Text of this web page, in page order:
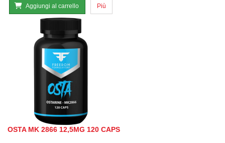
Aggiungi al carrello Più
OSTA MK 2866 12,5MG 120 CAPS